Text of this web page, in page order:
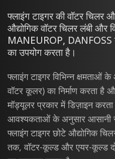
फ्लाइंग टाइगर की वॉटर चिलर
औद्योगिक वॉटर चिलर लंबी और
MANEUROP,
का उपयोग करता है।
फ्लाइंग टाइगर विभिन्न क्षमताओं
वॉटर कूलर) का निर्माण करता है
मॉड्यूलर प्रकार में डिज़ाइन करता
आवश्यकताओं के अनुसार आसानी
फ्लाइंग टाइगर छोटे औद्योगिक
तक, वॉटर-कूल्ड और एयर-कूल्ड